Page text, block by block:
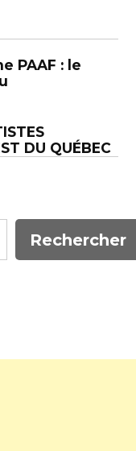
PAAF : le
DU QUÉBEC
Rechercher